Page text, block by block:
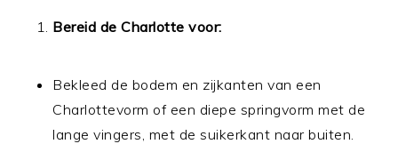
Bereid de Charlotte voor:
Bekleed de bodem en zijkanten van een
Charlottevorm of een diepe springvorm met de
lange vingers, met de suikerkant naar buiten.